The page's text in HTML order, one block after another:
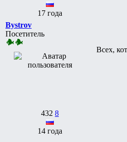
17 года
Bystrov
Посетитель
432 8
14 года
Всех,